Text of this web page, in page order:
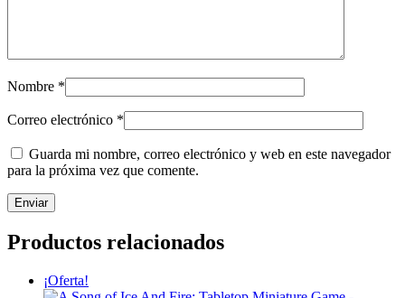
Nombre *
Correo electrónico *
Guarda mi nombre, correo electrónico y web en este navegador
para la próxima vez que comente.
Productos relacionados
¡Oferta!